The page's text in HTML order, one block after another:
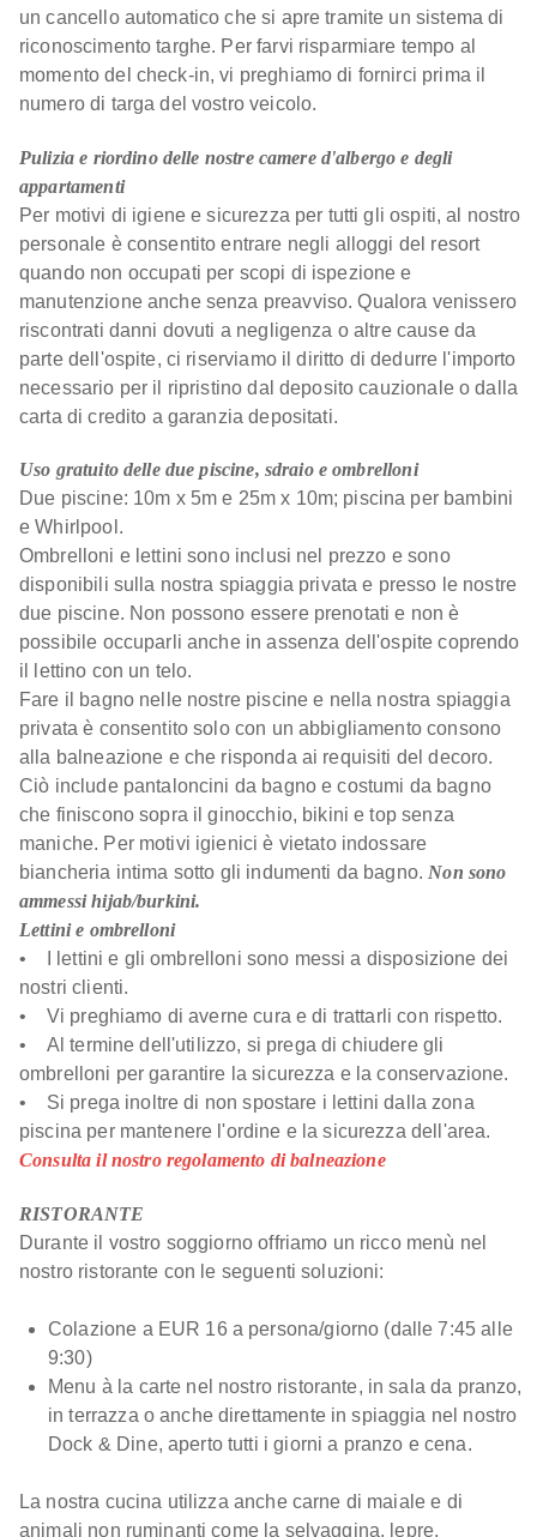
un cancello automatico che si apre tramite un sistema di
riconoscimento targhe. Per farvi risparmiare tempo al
momento del check-in, vi preghiamo di fornirci prima il
numero di targa del vostro veicolo.
Pulizia e riordino delle nostre camere d'albergo e degli
appartamenti
Per motivi di igiene e sicurezza per tutti gli ospiti, al nostro
personale è consentito entrare negli alloggi del resort
quando non occupati per scopi di ispezione e
manutenzione anche senza preavviso. Qualora venissero
riscontrati danni dovuti a negligenza o altre cause da
parte dell'ospite, ci riserviamo il diritto di dedurre l'importo
necessario per il ripristino dal deposito cauzionale o dalla
carta di credito a garanzia depositati.
Uso gratuito delle due piscine, sdraio e ombrelloni
Due piscine: 10m x 5m e 25m x 10m; piscina per bambini
e Whirlpool.
Ombrelloni e lettini sono inclusi nel prezzo e sono
disponibili sulla nostra spiaggia privata e presso le nostre
due piscine. Non possono essere prenotati e non è
possibile occuparli anche in assenza dell'ospite coprendo
il lettino con un telo.
Fare il bagno nelle nostre piscine e nella nostra spiaggia
privata è consentito solo con un abbigliamento consono
alla balneazione e che risponda ai requisiti del decoro.
Ciò include pantaloncini da bagno e costumi da bagno
che finiscono sopra il ginocchio, bikini e top senza
maniche. Per motivi igienici è vietato indossare
biancheria intima sotto gli indumenti da bagno. Non sono
ammessi hijab/burkini.
Lettini e ombrelloni
• I lettini e gli ombrelloni sono messi a disposizione dei
nostri clienti.
• Vi preghiamo di averne cura e di trattarli con rispetto.
• Al termine dell'utilizzo, si prega di chiudere gli
ombrelloni per garantire la sicurezza e la conservazione.
• Si prega inoltre di non spostare i lettini dalla zona
piscina per mantenere l'ordine e la sicurezza dell'area.
Consulta il nostro regolamento di balneazione
RISTORANTE
Durante il vostro soggiorno offriamo un ricco menù nel
nostro ristorante con le seguenti soluzioni:
Colazione a EUR 16 a persona/giorno (dalle 7:45 alle
9:30)
Menu à la carte nel nostro ristorante, in sala da pranzo,
in terrazza o anche direttamente in spiaggia nel nostro
Dock & Dine, aperto tutti i giorni a pranzo e cena.
La nostra cucina utilizza anche carne di maiale e di
animali non ruminanti come la selvaggina, lepre,